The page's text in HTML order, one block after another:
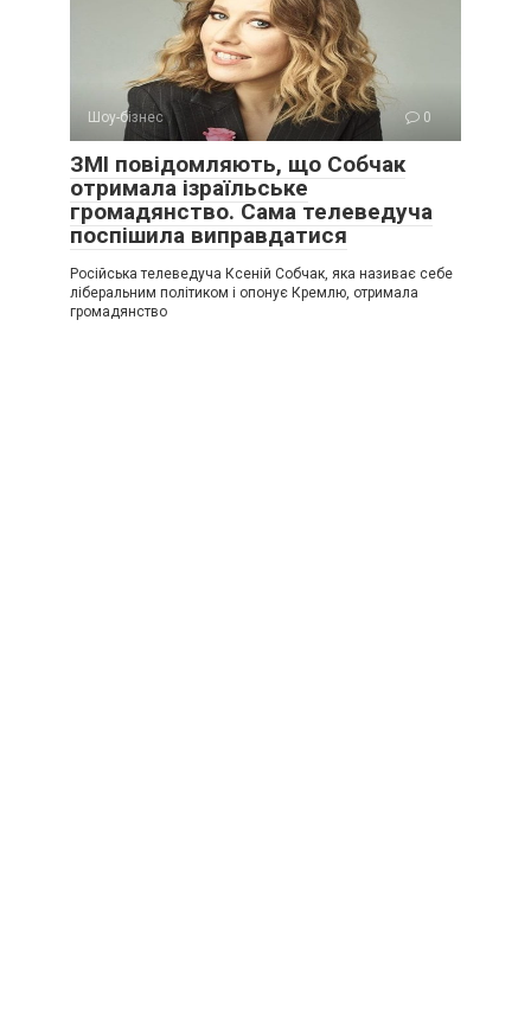
Шоу-бізнес 0
ЗМІ повідомляють, що Собчак
отримала ізраїльське
громадянство. Сама телеведуча
поспішила виправдатися
Російська телеведуча Ксеній Собчак, яка називає себе
ліберальним політиком і опонує Кремлю, отримала
громадянство